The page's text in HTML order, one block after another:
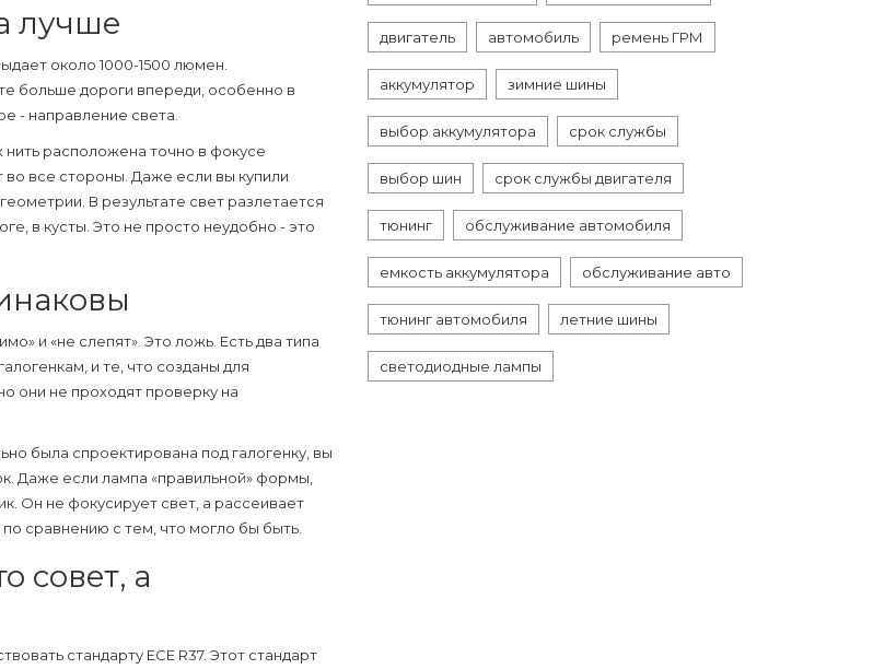
лучше
около 1000-1500 люмен.
больше дороги впереди, особенно в
- направление света.
расположена точно в фокусе
все стороны. Даже если вы купили
В результате свет разлетается
в кусты. Это не просто неудобно - это
и «не слепят». Это ложь. Есть два типа
и те, что созданы для
они не проходят проверку на
была спроектирована под галогенку, вы
Даже если лампа «правильной» формы,
Он не фокусирует свет, а рассеивает
сравнению с тем, что могло бы быть.
совет, а
стандарту ECE R37. Этот стандарт
двигатель автомобиль ремень ГРМ
аккумулятор зимние шины
выбор аккумулятора срок службы
выбор шин срок службы двигателя
тюнинг обслуживание автомобиля
емкость аккумулятора обслуживание авто
тюнинг автомобиля летние шины
светодиодные лампы